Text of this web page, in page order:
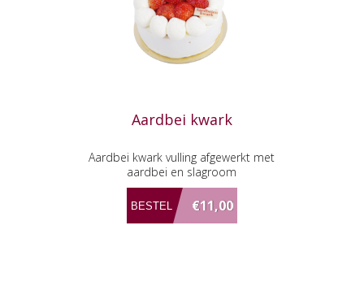
Aardbei kwark
Aardbei kwark vulling afgewerkt met
aardbei en slagroom
€11,00